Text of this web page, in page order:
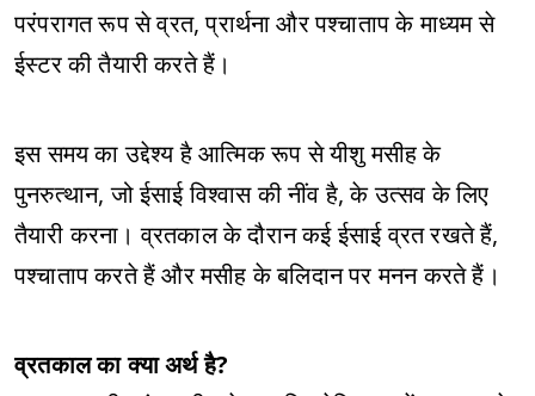
परंपरागत रूप से व्रत, प्रार्थना और पश्चाताप के माध्यम से
ईस्टर की तैयारी करते हैं।
इस समय का उद्देश्य है आत्मिक रूप से यीशु मसीह के
पुनरुत्थान, जो ईसाई विश्वास की नींव है, के उत्सव के लिए
तैयारी करना। व्रतकाल के दौरान कई ईसाई व्रत रखते हैं,
पश्चाताप करते हैं और मसीह के बलिदान पर मनन करते हैं।
व्रतकाल का क्या अर्थ है?